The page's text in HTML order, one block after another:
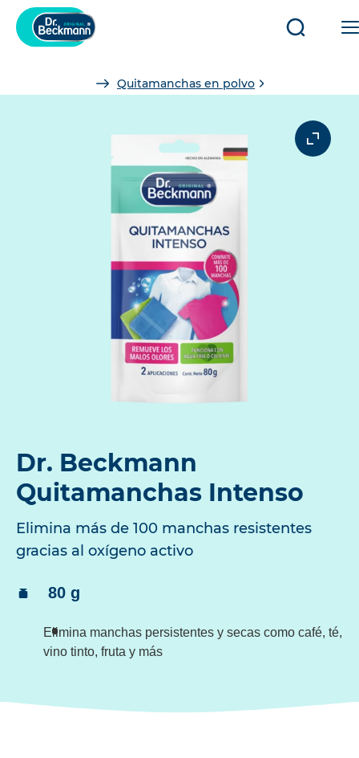
Abrir/
Quitamanchas en polvo
Dr. Beckmann
Quitamanchas Intenso
Elimina más de 100 manchas resistentes
gracias al oxígeno activo
Contenido:
80 g
Elimina manchas persistentes y secas como café, té,
vino tinto, fruta y más